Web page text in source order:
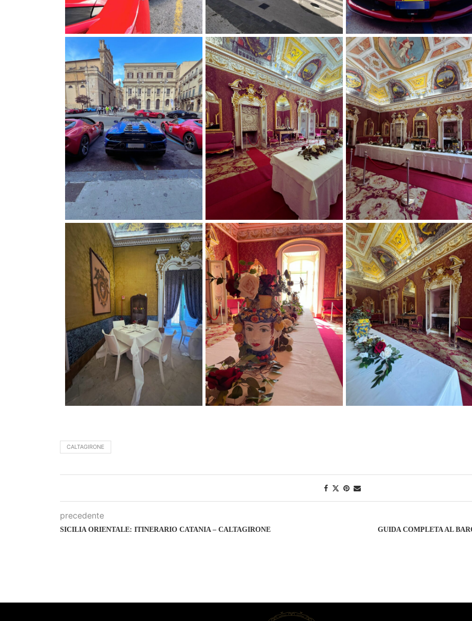
CALTAGIRONE
precedente
SICILIA ORIENTALE: ITINERARIO CATANIA – CALTAGIRONE
GUIDA COMPLETA AL